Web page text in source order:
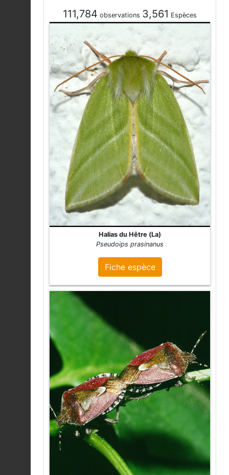
111,784 observations 3,561 Espèces
Halias du Hêtre (La)
Pseudoips prasinanus
Fiche espèce